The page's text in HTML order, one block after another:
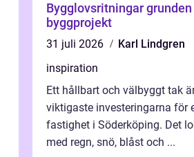
Bygglovsritningar grunden för ett tryggt
byggprojekt
31 juli 2026
Karl Lindgren
inspiration
Ett hållbart och välbyggt tak
viktigaste investeringarna för
fastighet i Söderköping. Det
med regn, snö, blåst och ...